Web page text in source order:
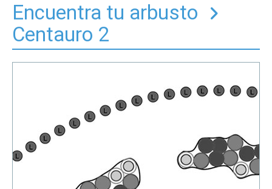
Encuentra tu arbusto
Centauro 2